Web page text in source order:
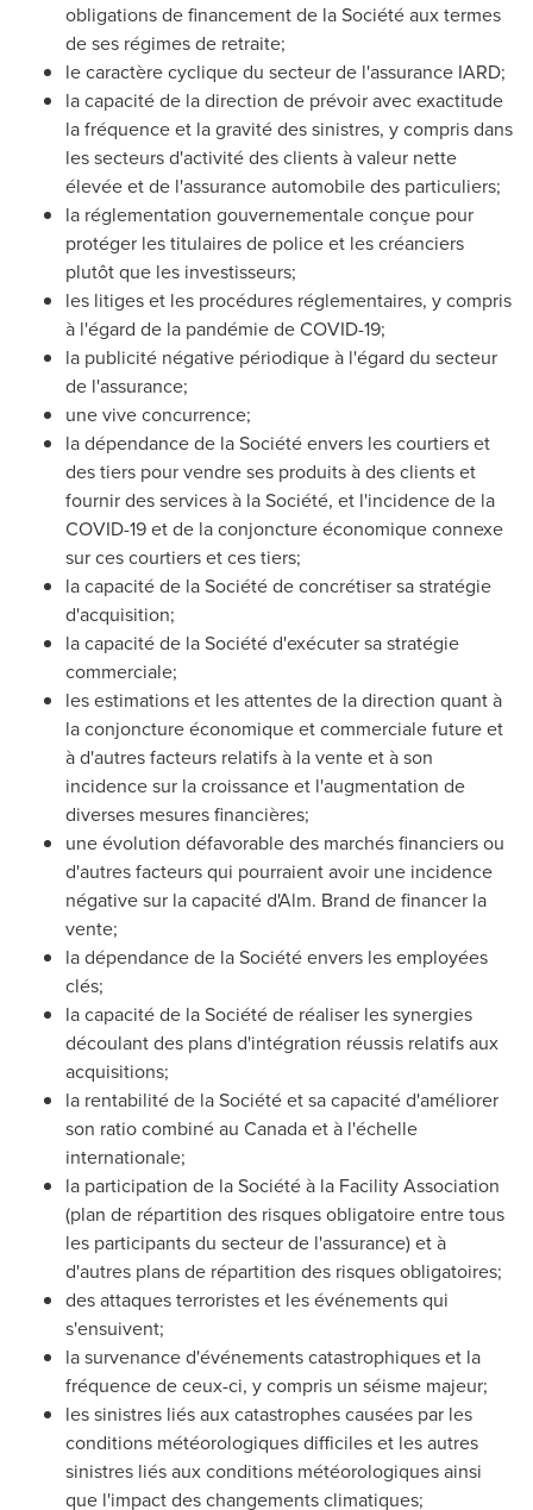
obligations de financement de la Société aux termes
de ses régimes de retraite;
le caractère cyclique du secteur de l'assurance IARD;
la capacité de la direction de prévoir avec exactitude
la fréquence et la gravité des sinistres, y compris dans
les secteurs d'activité des clients à valeur nette
élevée et de l'assurance automobile des particuliers;
la réglementation gouvernementale conçue pour
protéger les titulaires de police et les créanciers
plutôt que les investisseurs;
les litiges et les procédures réglementaires, y compris
à l'égard de la pandémie de COVID-19;
la publicité négative périodique à l'égard du secteur
de l'assurance;
une vive concurrence;
la dépendance de la Société envers les courtiers et
des tiers pour vendre ses produits à des clients et
fournir des services à la Société, et l'incidence de la
COVID-19 et de la conjoncture économique connexe
sur ces courtiers et ces tiers;
la capacité de la Société de concrétiser sa stratégie
d'acquisition;
la capacité de la Société d'exécuter sa stratégie
commerciale;
les estimations et les attentes de la direction quant à
la conjoncture économique et commerciale future et
à d'autres facteurs relatifs à la vente et à son
incidence sur la croissance et l'augmentation de
diverses mesures financières;
une évolution défavorable des marchés financiers ou
d'autres facteurs qui pourraient avoir une incidence
négative sur la capacité d'Alm. Brand definancer la
vente;
la dépendance de la Société envers les employées
clés;
la capacité de la Société de réaliser les synergies
découlant des plans d'intégration réussis relatifs aux
acquisitions;
la rentabilité de la Société et sa capacité d'améliorer
son ratio combiné au Canadaet à l'échelle
internationale;
la participation de la Société à la Facility Association
(plan de répartition des risques obligatoire entre tous
les participants du secteur de l'assurance) et à
d'autres plans de répartition des risques obligatoires;
des attaques terroristes et les événements qui
s'ensuivent;
la survenance d'événements catastrophiques et la
fréquence de ceux-ci, y compris un séisme majeur;
les sinistres liés aux catastrophes causées par les
conditions météorologiques difficiles et les autres
sinistres liés aux conditions météorologiques ainsi
que l'impact des changements climatiques;